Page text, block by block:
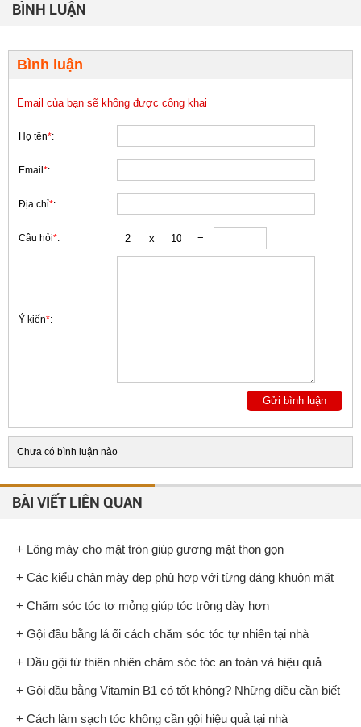
BÌNH LUẬN
Bình luận
Email của bạn sẽ không được công khai
Họ tên*:
Email *:
Địa chỉ*:
Câu hỏi*:
Ý kiến*:
Chưa có bình luận nào
BÀI VIẾT LIÊN QUAN
+ Lông mày cho mặt tròn giúp gương mặt thon gọn
+ Các kiểu chân mày đẹp phù hợp với từng dáng khuôn mặt
+ Chăm sóc tóc tơ mỏng giúp tóc trông dày hơn
+ Gội đầu bằng lá ổi cách chăm sóc tóc tự nhiên tại nhà
+ Dầu gội từ thiên nhiên chăm sóc tóc an toàn và hiệu quả
+ Gội đầu bằng Vitamin B1 có tốt không? Những điều cần biết
+ Cách làm sạch tóc không cần gội hiệu quả tại nhà